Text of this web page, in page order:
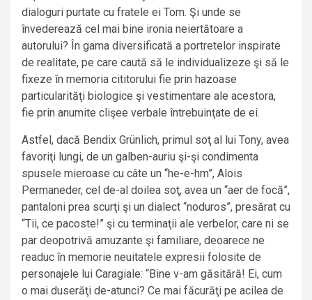
dialoguri purtate cu fratele ei Tom. Şi unde se
învederează cel mai bine ironia neiertătoare a
autorului? În gama diversificată a portretelor inspirate
de realitate, pe care caută să le individualizeze şi să le
fixeze în memoria cititorului fie prin hazoase
particularităţi biologice şi vestimentare ale acestora,
fie prin anumite clişee verbale întrebuinţate de ei.
Astfel, dacă Bendix Grünlich, primul soţ al lui Tony, avea
favoriţi lungi, de un galben-auriu şi-şi condimenta
spusele mieroase cu câte un “he-e-hm”, Alois
Permaneder, cel de-al doilea soţ, avea un “aer de focă”,
pantaloni prea scurţi şi un dialect “noduros”, presărat cu
“Tii, ce pacoste!” şi cu terminaţii ale verbelor, care ni se
par deopotrivă amuzante şi familiare, deoarece ne
readuc în memorie neuitatele expresii folosite de
personajele lui Caragiale: “Bine v-am găsitără! Ei, cum
o mai duserăţi de-atunci? Ce mai făcurăţi pe acilea de